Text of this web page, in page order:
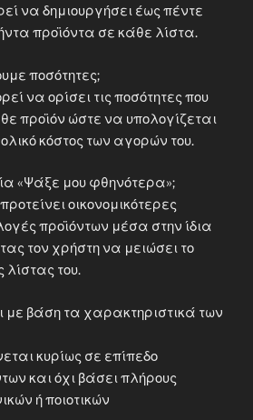
να δημιουργήσει έως πέντε
προϊόντα σε κάθε λίστα.
ποσότητες;
να ορίσει τις ποσότητες που
προϊόν ώστε να υπολογίζεται
κόστος των αγορών του.
«Ψάξε μου φθηνότερα»;
οικονομικότερες
προϊόντων μέσα στην ίδια
τον χρήστη να μειώσει το
λίστας του.
με βάση τα χαρακτηριστικά των
κυρίως σε επίπεδο
και όχι βάσει πλήρους
ή ποιοτικών